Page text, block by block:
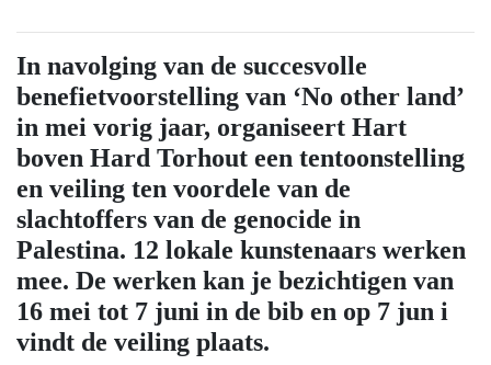
In navolging van de succesvolle
benefietvoorstelling van ‘No other land’
in mei vorig jaar, organiseert Hart
boven Hard Torhout een tentoonstelling
en veiling ten voordele van de
slachtoffers van de genocide in
Palestina. 12 lokale kunstenaars werken
mee. De werken kan je bezichtigen van
16 mei tot 7 juni in de bib en op 7 jun i
vindt de veiling plaats.